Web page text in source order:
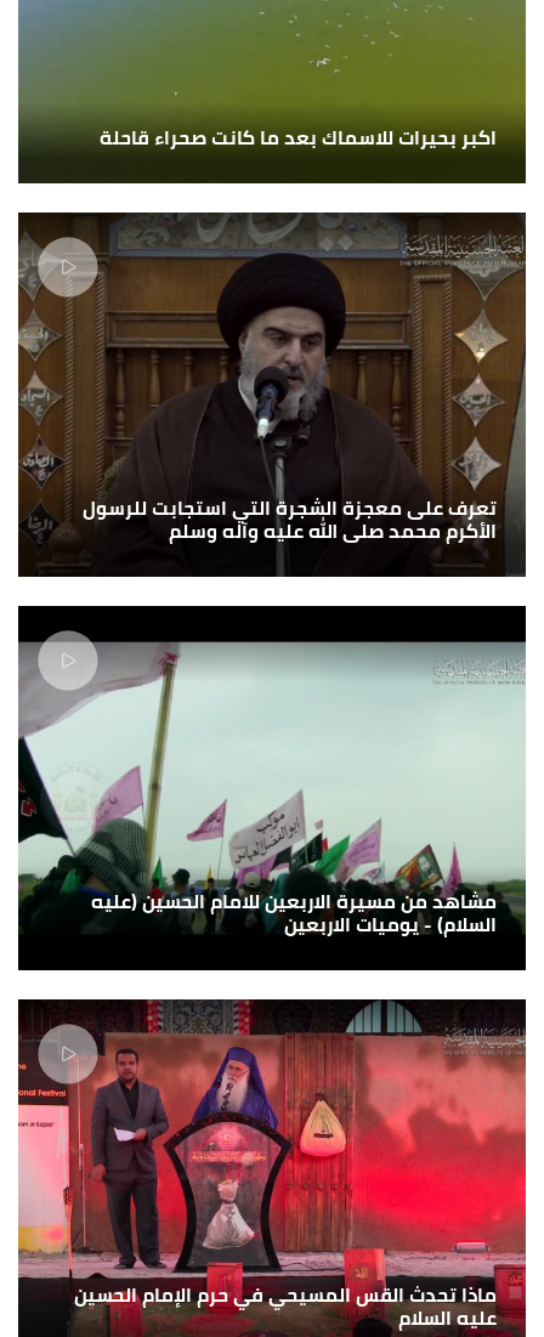
اكبر بحيرات للاسماك بعد ما كانت صحراء قاحلة
تعرف على معجزة الشجرة التي استجابت للرسول
الأكرم محمد صلى الله عليه وآله وسلم
مشاهد من مسيرة الاربعين للامام الحسين (عليه
السلام) - يوميات الاربعين
ماذا تحدث القس المسيحي في حرم الإمام الحسين
عليه السلام